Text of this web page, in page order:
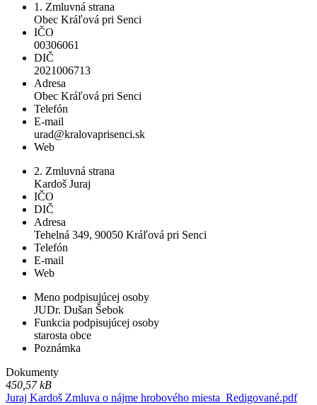
1. Zmluvná strana
Obec Kráľová pri Senci
IČO
00306061
DIČ
2021006713
Adresa
Obec Kráľová pri Senci
Telefón
E-mail
urad@kralovaprisenci.sk
Web
2. Zmluvná strana
Kardoš Juraj
IČO
DIČ
Adresa
Tehelná 349, 90050 Kráľová pri Senci
Telefón
E-mail
Web
Meno podpisujúcej osoby
JUDr. Dušan Šebok
Funkcia podpisujúcej osoby
starosta obce
Poznámka
Dokumenty
450,57 kB
Juraj Kardoš Zmluva o nájme hrobového miesta_Redigované.pdf